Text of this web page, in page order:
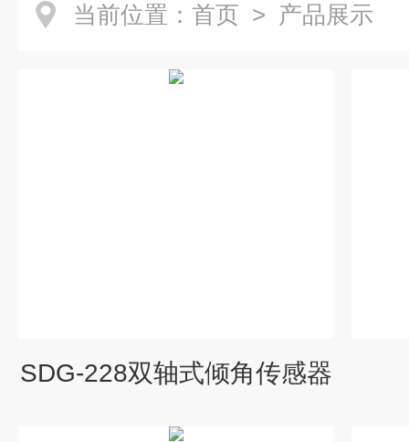
当前位置： 首页 > 产品展示
SDG-228双轴式倾角传感器